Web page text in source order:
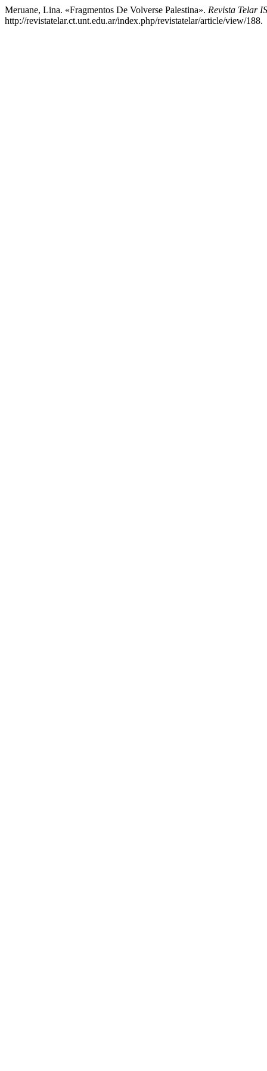
Meruane, Lina. «Fragmentos De Volverse Palestina». Revista Telar
http://revistatelar.ct.unt.edu.ar/index.php/revistatelar/article/view/188.